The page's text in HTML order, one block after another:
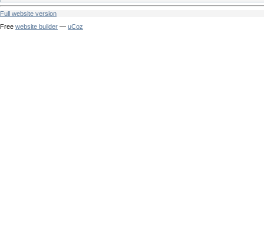
Full website version
Free website builder — uCoz